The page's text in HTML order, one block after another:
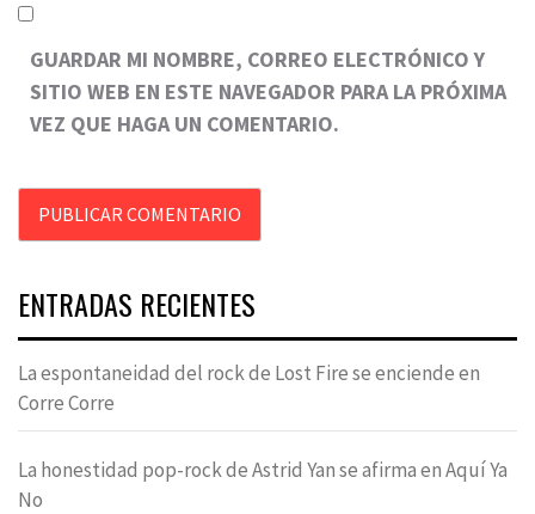
GUARDAR MI NOMBRE, CORREO ELECTRÓNICO Y
SITIO WEB EN ESTE NAVEGADOR PARA LA PRÓXIMA
VEZ QUE HAGA UN COMENTARIO.
ENTRADAS RECIENTES
La espontaneidad del rock de Lost Fire se enciende en
Corre Corre
La honestidad pop-rock de Astrid Yan se afirma en Aquí Ya
No